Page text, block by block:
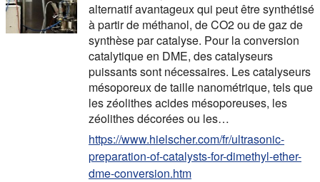
alternatif avantageux qui peut être synthétisé
à partir de méthanol, de CO2 ou de gaz de
synthèse par catalyse. Pour la conversion
catalytique en DME, des catalyseurs
puissants sont nécessaires. Les catalyseurs
mésoporeux de taille nanométrique, tels que
les zéolithes acides mésoporeuses, les
zéolithes décorées ou les…
https://www.hielscher.com/fr/ultrasonic-
preparation-of-catalysts-for-dimethyl-ether-
dme-conversion.htm